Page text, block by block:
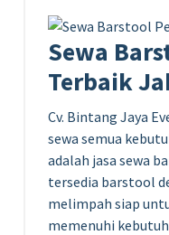
Sewa
Terbaik
Cv. Bintang Jaya
sewa semua
adalah jasa sewa
tersedia barstool
melimpah siap
memenuhi